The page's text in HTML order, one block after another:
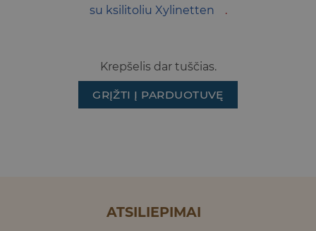
su ksilitoliu Xylinetten
.
Krepšelis dar tuščias.
GRĮŽTI Į PARDUOTUVĘ
ATSILIEPIMAI